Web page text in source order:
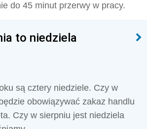
do 45 minut przerwy w pracy.
to niedziela
są cztery niedziele. Czy w
obowiązywać zakaz handlu
Czy w sierpniu jest niedziela